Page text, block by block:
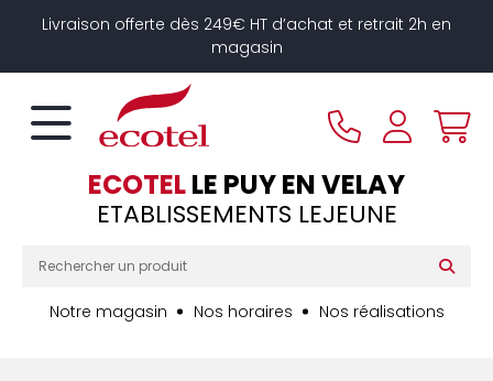
Livraison offerte dès 249€ HT d’achat et retrait 2h en
magasin
ECOTELLE PUY EN VELAY
ETABLISSEMENTS LEJEUNE
Notre magasin Nos horaires Nos réalisations
Panneau de gestion des cookies